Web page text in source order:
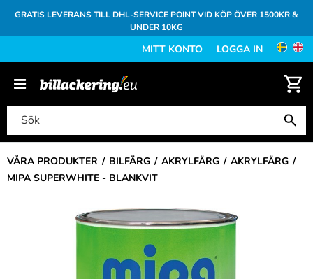
GRATIS LEVERANS TILL DHL-SERVICE POINT VID KÖP ÖVER 1500KR &
UNDER 10KG
MITT KONTO LOGGA IN
VÅRA PRODUKTER BILFÄRG AKRYLFÄRG
AKRYLFÄRG
MIPA SUPERWHITE - BLANKVIT